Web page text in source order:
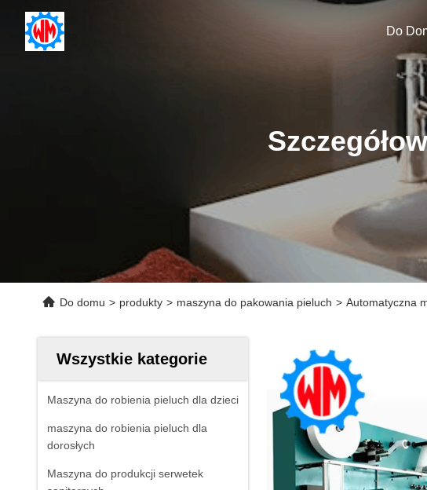
Do
Do domu > produkty > maszyna do pakowania pieluch > Automatyczna
Wszystkie kategorie
Maszyna do robienia pieluch dla dzieci
maszyna do robienia pieluch dla
dorosłych
Maszyna do produkcji serwetek